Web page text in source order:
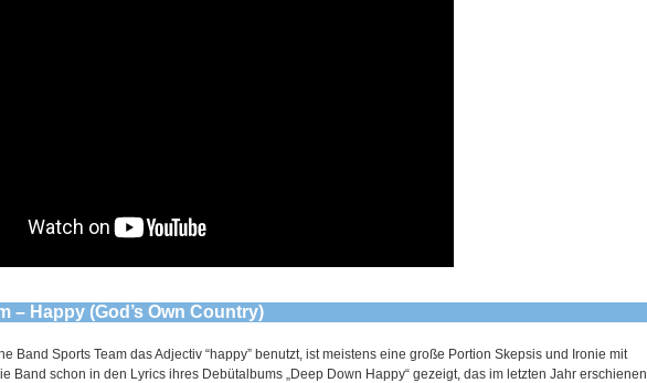
– Happy (God’s Own Country)
Band Sports Team das Adjectiv “happy” benutzt, ist meistens eine große Portion Skepsis und Ironie mit
Band schon in den Lyrics ihres Debütalbums „Deep Down Happy“ gezeigt, das im letzten Jahr erschienen